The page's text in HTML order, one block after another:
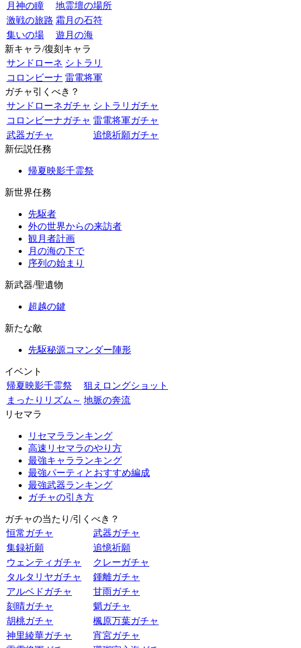
月神の瞳
地霊壇の場所
激戦の旅路 霜月の石符
集いの場
遊月の海
新キャラ/復刻キャラ
サンドローネ シトラリ
コロンビーナ 雷電将軍
ガチャ引くべき？
サンドローネガチャ シトラリガチャ
コロンビーナガチャ 雷電将軍ガチャ
武器ガチャ
追憶祈願ガチャ
新伝説任務
帰夏映影千霊祭
新世界任務
先駆者
外の世界からの来訪者
観月者計画
月の海の下で
序列の始まり
新武器/聖遺物
超越の鍵
新たな敵
先駆秘源コマンダー陣形
イベント
帰夏映影千霊祭
狙えロングショット
まったりリズム～ 地脈の奔流
リセマラ
リセマラランキング
高速リセマラのやり方
最強キャラランキング
最強パーティとおすすめ編成
最強武器ランキング
ガチャの引き方
ガチャの当たり/引くべき？
恒常ガチャ
武器ガチャ
集録祈願
追憶祈願
ウェンティガチャ
クレーガチャ
タルタリヤガチャ
鍾離ガチャ
アルベドガチャ
甘雨ガチャ
刻晴ガチャ
魈ガチャ
胡桃ガチャ
楓原万葉ガチャ
神里綾華ガチャ
宵宮ガチャ